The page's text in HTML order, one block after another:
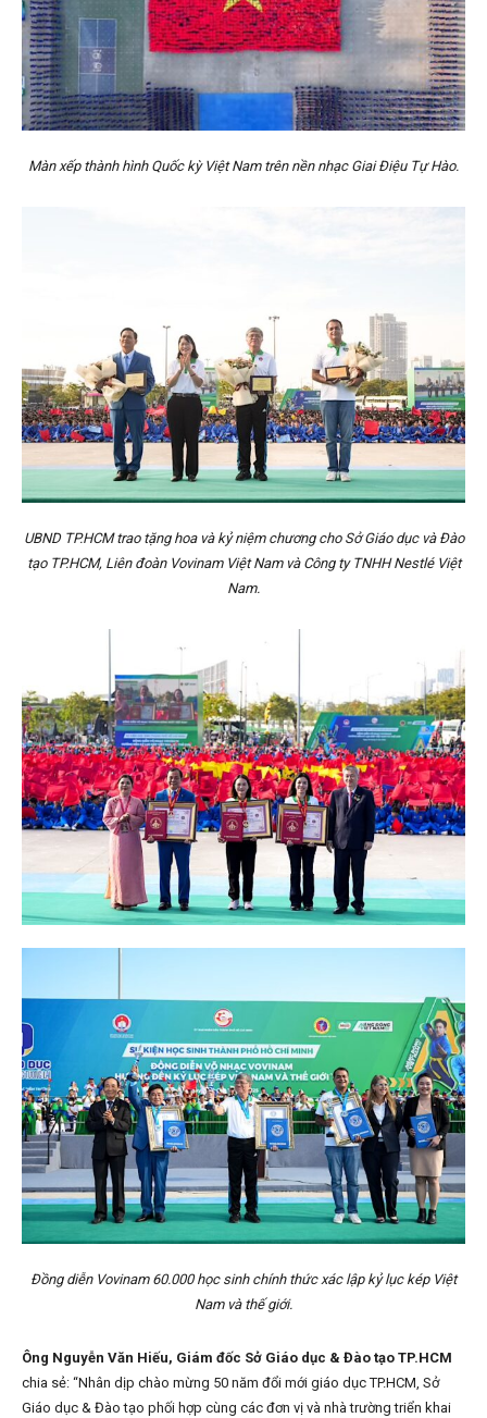
Màn xếp thành hình Quốc kỳ Việt Nam trên nền nhạc Giai Điệu Tự Hào.
UBND TP.HCM trao tặng hoa và kỷ niệm chương cho Sở Giáo dục và Đào
tạo TP.HCM, Liên đoàn Vovinam Việt Nam và Công ty TNHH Nestlé Việt
Nam.
Đồng diễn Vovinam 60.000 học sinh chính thức xác lập kỷ lục kép Việt
Nam và thế giới.
Ông Nguyễn Văn Hiếu, Giám đốc Sở Giáo dục & Đào tạo TP.HCM
chia sẻ: “Nhân dịp chào mừng 50 năm đổi mới giáo dục TP.HCM, Sở
Giáo dục & Đào tạo phối hợp cùng các đơn vị và nhà trường triển khai